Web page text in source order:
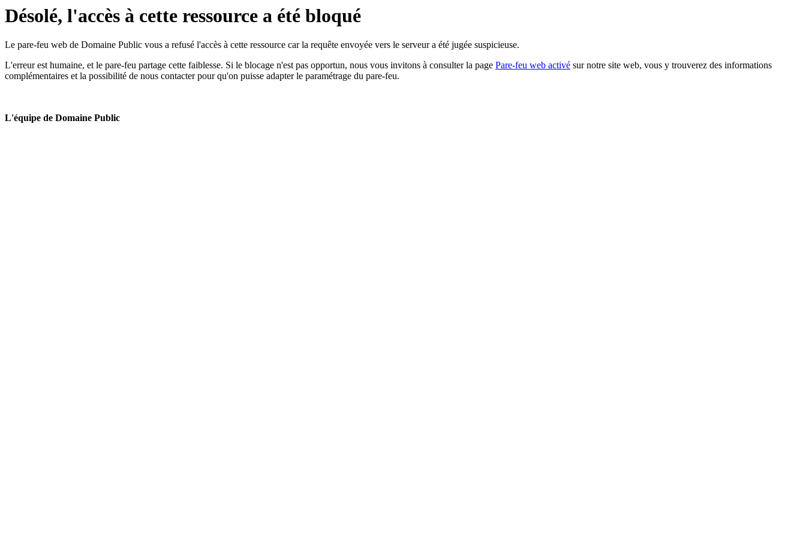
Désolé, l'accès à cette ressource a été bloqué
Le pare-feu web de Domaine Public vous a refusé l'accès à cette ressource car la requête envoyée vers le serveur a été jugée suspicieuse.
L'erreur est humaine, et le pare-feu partage cette faiblesse. Si le blocage n'est pas opportun, nous vous invitons à consulter la page Pare-feu web activé sur notre site web, vous y trouverez des informations
complémentaires et la possibilité de nous contacter pour qu'on puisse adapter le paramétrage du pare-feu.
L'équipe de Domaine Public